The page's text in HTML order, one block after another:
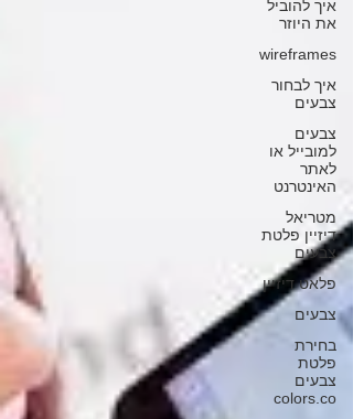
איך להוביל
את היוזר
wireframes
איך לבחור
צבעים
צבעים
למובייל או
לאתר
האינטרנט
מטריאל
דיזיין פלטת
צבעים
פלאט דיזיין
צבעים
בחירת
פלטת
צבעים
colors.co